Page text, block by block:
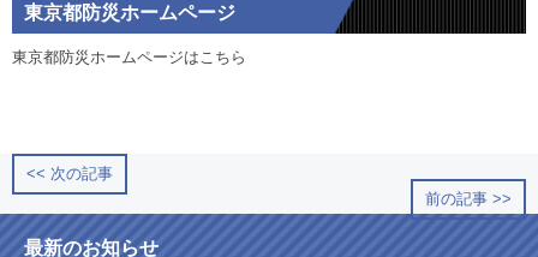
東京都防災ホームページ
東京都防災ホームページは こちら
<< 次の記事
前の記事 >>
最新のお知らせ